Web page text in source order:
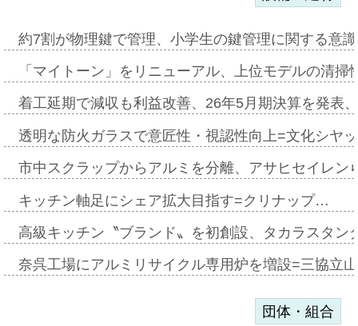
約7割が物理鍵で管理、小学生の鍵管理に関する意
「マイトーン」をリニューアル、上位モデルの清
着工延期で減収も利益改善、26年5月期決算を発表
透明な防火ガラスで意匠性・視認性向上=文化シヤ
市中スクラップからアルミを分離、アサヒセイレ
キッチン軸足にシェア拡大目指す=クリナップ…
高級キッチン〝ブランド〟を初創設、タカラスタ
奈呉工場にアルミリサイクル専用炉を増設=三協立
団体・組合